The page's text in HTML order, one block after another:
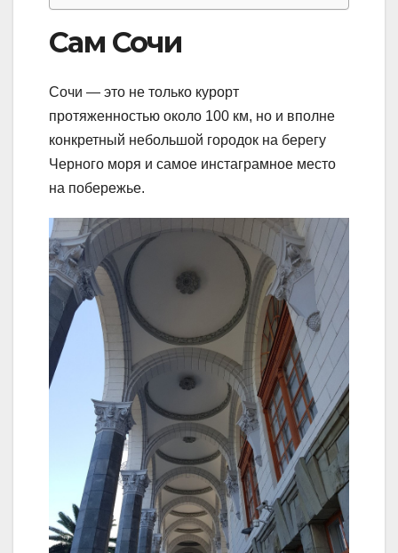
Сам Сочи
Сочи — это не только курорт
протяженностью около 100 км, но и вполне
конкретный небольшой городок на берегу
Черного моря и самое инстаграмное место
на побережье.